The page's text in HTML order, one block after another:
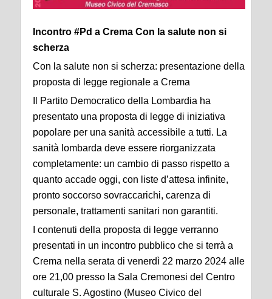
Incontro #Pd a Crema Con la salute non si
scherza
Con la salute non si scherza: presentazione della
proposta di legge regionale a Crema
Il Partito Democratico della Lombardia ha
presentato una proposta di legge di iniziativa
popolare per una sanità accessibile a tutti. La
sanità lombarda deve essere riorganizzata
completamente: un cambio di passo rispetto a
quanto accade oggi, con liste d’attesa infinite,
pronto soccorso sovraccarichi, carenza di
personale, trattamenti sanitari non garantiti.
I contenuti della proposta di legge verranno
presentati in un incontro pubblico che si terrà a
Crema nella serata di venerdì 22 marzo 2024 alle
ore 21,00 presso la Sala Cremonesi del Centro
culturale S. Agostino (Museo Civico del